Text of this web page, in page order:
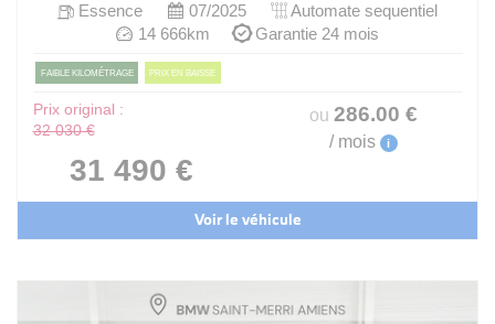
Essence 07/2025
Automate sequentiel
14 666km
Garantie 24 mois
FAIBLE KILOMÉTRAGE PRIX EN BAISSE
Prix original :
32 030 €
31 490 €
ou 286.00 €
/ mois i
Voir le véhicule